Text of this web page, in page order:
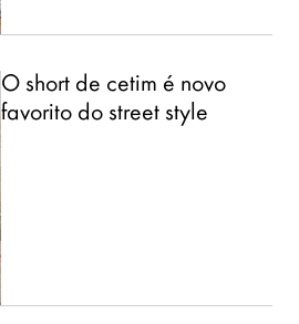
O short de cetim é novo
favorito do street style